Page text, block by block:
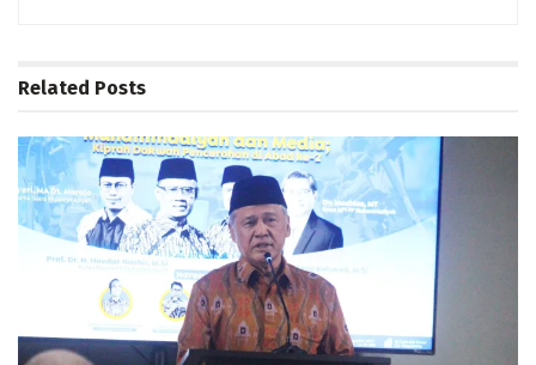
Related Posts